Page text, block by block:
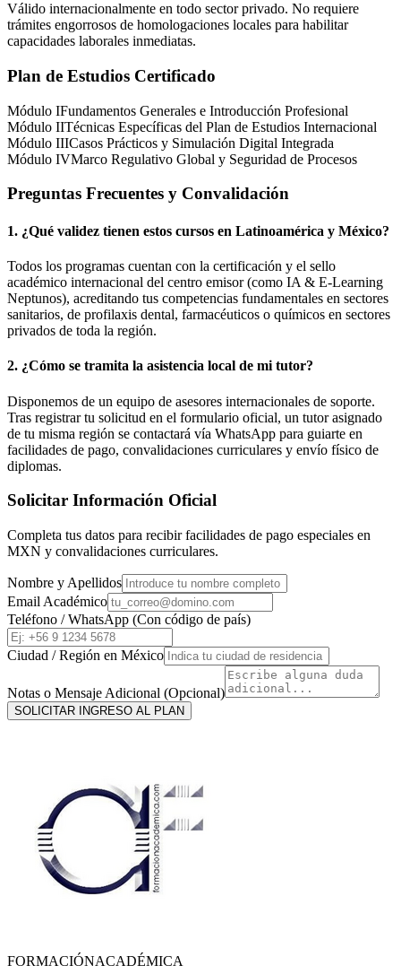
Válido internacionalmente en todo sector privado. No requiere
trámites engorrosos de homologaciones locales para habilitar
capacidades laborales inmediatas.
Plan de Estudios Certificado
Módulo IFundamentos Generales e Introducción Profesional
Módulo IITécnicas Específicas del Plan de Estudios Internacional
Módulo IIICasos Prácticos y Simulación Digital Integrada
Módulo IVMarco Regulativo Global y Seguridad de Procesos
Preguntas Frecuentes y Convalidación
1. ¿Qué validez tienen estos cursos en Latinoamérica y México?
Todos los programas cuentan con la certificación y el sello
académico internacional del centro emisor (como IA & E-Learning
Neptunos), acreditando tus competencias fundamentales en sectores
sanitarios, de profilaxis dental, farmacéuticos o químicos en sectores
privados de toda la región.
2. ¿Cómo se tramita la asistencia local de mi tutor?
Disponemos de un equipo de asesores internacionales de soporte.
Tras registrar tu solicitud en el formulario oficial, un tutor asignado
de tu misma región se contactará vía WhatsApp para guiarte en
facilidades de pago, convalidaciones curriculares y envío físico de
diplomas.
Solicitar Información Oficial
Completa tus datos para recibir facilidades de pago especiales en
MXN y convalidaciones curriculares.
Nombre y Apellidos
Email Académico
Teléfono / WhatsApp (Con código de país)
Ciudad / Región en México
Notas o Mensaje Adicional (Opcional)
SOLICITAR INGRESO AL PLAN
FORMACIÓNACADÉMICA